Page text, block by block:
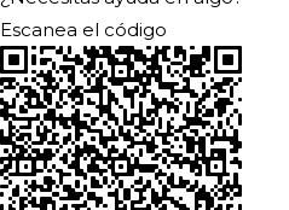
Escanea el código